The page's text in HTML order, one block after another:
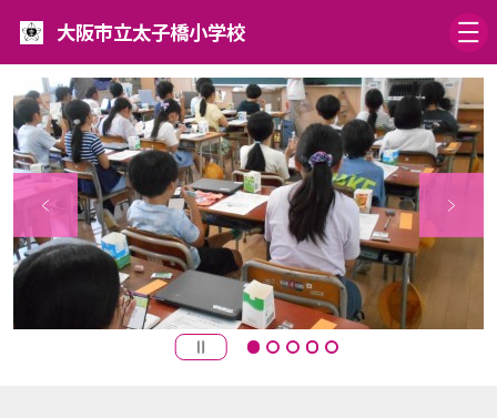
大阪市立太子橋小学校